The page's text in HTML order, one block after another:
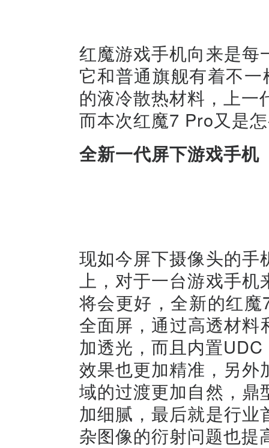
红魔游戏手机向来是
它和普通旗舰有着不
的液冷散热材料，上
而本次红魔7 Pro又是
全新一代屏下游戏手机
现如今屏下摄像头的
上，对于一台游戏手
将会更好，全新的红
全面屏，通过高透材
加透光，而且内置
效果也更加精准，另外
域的过渡更加自然，
加细腻，最后就是行
杂图像的衍射问题也提